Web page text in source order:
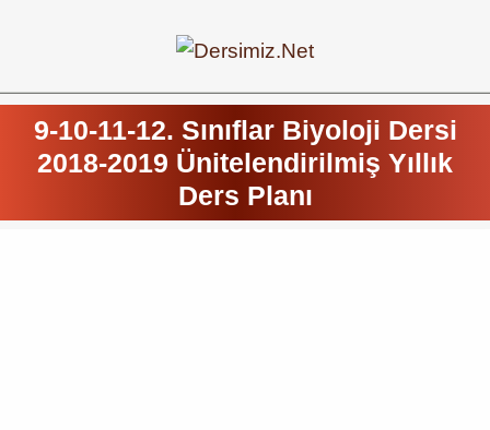
9-10-11-12. Sınıflar Biyoloji Dersi
2018-2019 Ünitelendirilmiş Yıllık
Ders Planı